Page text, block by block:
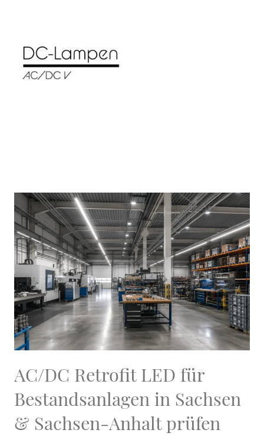
AC/DC Retrofit LED für
Bestandsanlagen in Sachsen
& Sachsen-Anhalt prüfen